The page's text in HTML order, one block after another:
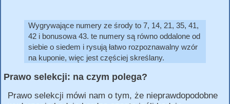
Wygrywające numery ze środy to 7, 14, 21, 35, 41,
42 i bonusowa 43. te numery są równo oddalone od
siebie o siedem i rysują łatwo rozpoznawalny wzór
na kuponie, więc jest częściej skreślany.
Prawo selekcji: na czym polega?
Prawo selekcji mówi nam o tym, że nieprawdopodobne